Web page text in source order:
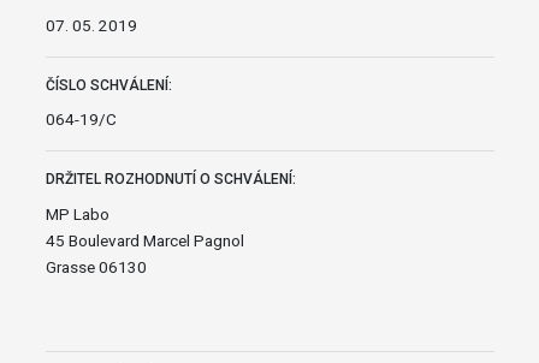
07. 05. 2019
ČÍSLO SCHVÁLENÍ:
064-19/C
DRŽITEL ROZHODNUTÍ O SCHVÁLENÍ:
MP Labo
45 Boulevard Marcel Pagnol
Grasse 06130